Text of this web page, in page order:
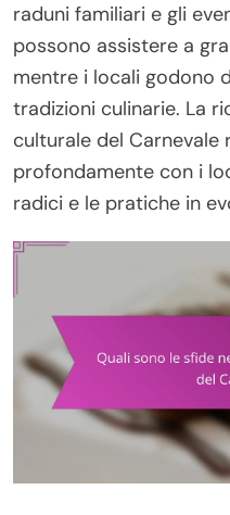
raduni familiari e gli
possono assistere a
mentre i locali godono
tradizioni culinarie. La
culturale del Carnevale
profondamente con i
radici e le pratiche in